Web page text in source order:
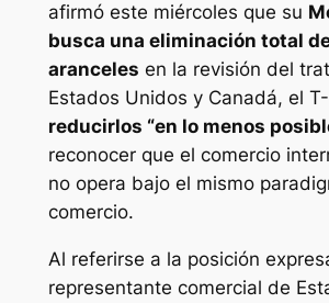
afirmó este miércoles que su
busca una eliminación total
aranceles en la revisión del
Estados Unidos y Canadá, el
reducirlos “en lo menos
reconocer que el comercio
no opera bajo el mismo
comercio.
Al referirse a la posición
representante comercial de